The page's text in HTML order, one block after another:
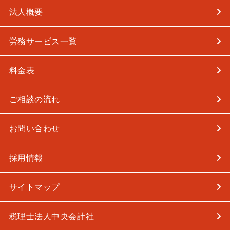
法人概要
労務サービス一覧
料金表
ご相談の流れ
お問い合わせ
採用情報
サイトマップ
税理士法人中央会計社